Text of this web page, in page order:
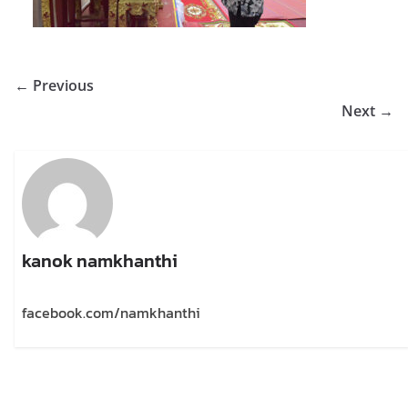
← Previous
Next →
kanok namkhanthi
facebook.com/namkhanthi